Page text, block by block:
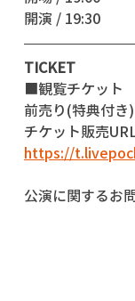
開演 / 19:30
TICKET
■観覧チケット
前売り(特典付
チケット販売
https://
公演に関するお